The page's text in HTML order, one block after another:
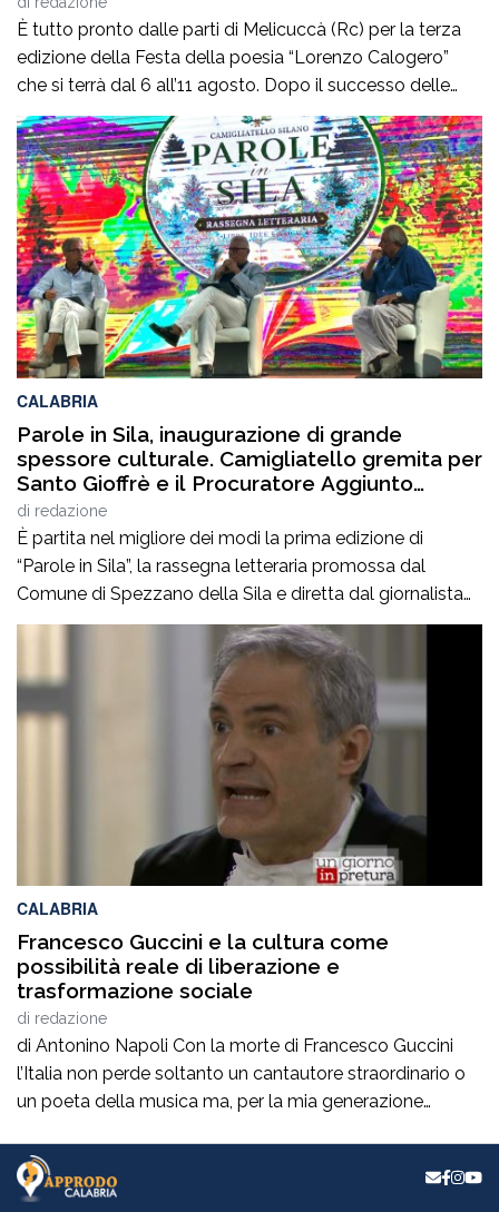
È tutto pronto dalle parti di Melicuccà (Rc) per la terza
edizione della Festa della poesia “Lorenzo Calogero”
che si terrà dal 6 all’11 agosto. Dopo il successo delle
prime due edizioni, nel 2024 e nel 2025, che hanno
portato nell’entroterra calabrese autorevoli protagonisti
della cultura italiana e internazionale, anche per
quest’annoLYRIKS – Laboratorio Interdisciplinare […]
CALABRIA
Parole in Sila, inaugurazione di grande
spessore culturale. Camigliatello gremita per
Santo Gioffrè e il Procuratore Aggiunto
Stefano Musolino
di redazione
È partita nel migliore dei modi la prima edizione di
“Parole in Sila”, la rassegna letteraria promossa dal
Comune di Spezzano della Sila e diretta dal giornalista
Pasquale Motta, che fino al 19 agosto porterà a
Camigliatello Silano alcuni tra i più autorevoli
protagonisti del panorama culturale e istituzionale
italiano. Nella splendida cornice di Piazza […]
CALABRIA
Francesco Guccini e la cultura come
possibilità reale di liberazione e
trasformazione sociale
di redazione
di Antonino Napoli Con la morte di Francesco Guccini
l’Italia non perde soltanto un cantautore straordinario o
un poeta della musica ma, per la mia generazione
ne va un autentico riferimento culturale, uno di quei
maestri che hanno insegnato a pensare prima ancora